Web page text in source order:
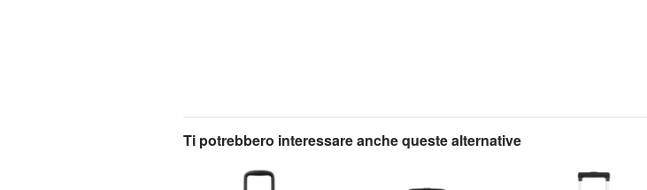
Ti potrebbero interessare anche queste alternative